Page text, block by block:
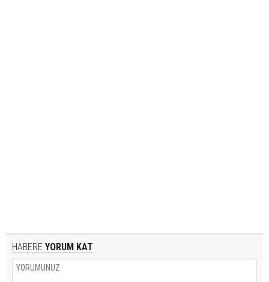
HABERE YORUM KAT